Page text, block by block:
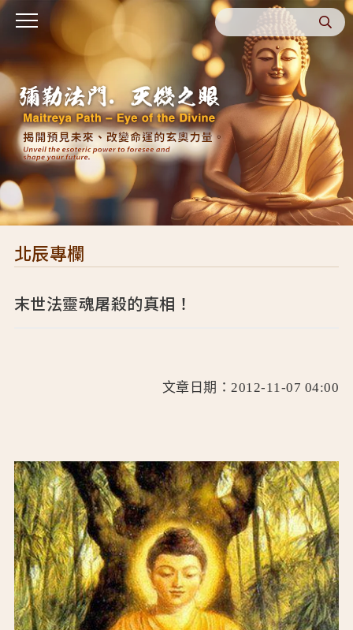
北辰專欄
末世法靈魂屠殺的真相！
文章日期：2012-11-07 04:00